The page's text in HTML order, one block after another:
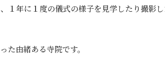
１年に１度の儀式の様子を見学したり撮影し
た由緒ある寺院です。